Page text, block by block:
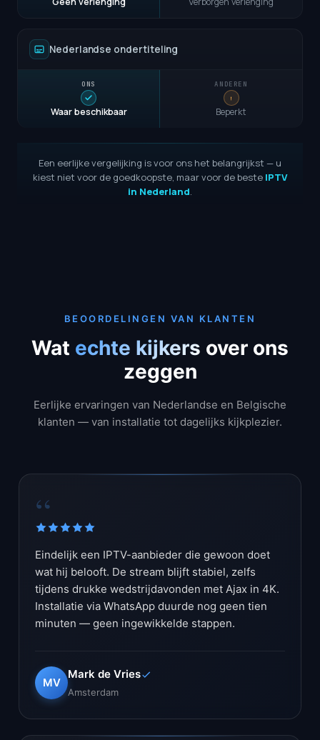
Nederlandse ondertiteling
Waar beschikbaar Beperkt
Een eerlijke vergelijking is voor ons het belangrijkst — u
kiest niet voor de goedkoopste, maar voor de beste IPTV
in Nederland.
BEOORDELINGEN VAN KLANTEN
Wat echte kijkers over ons
zeggen
Eerlijke ervaringen van Nederlandse en Belgische
klanten — van installatie tot dagelijks kijkplezier.
“
Eindelijk een IPTV-aanbieder die gewoon doet
wat hij belooft. De stream blijft stabiel, zelfs
tijdens drukke wedstrijdavonden met Ajax in 4K.
Installatie via WhatsApp duurde nog geen tien
minuten — geen ingewikkelde stappen.
MV
Mark de Vries
Amsterdam